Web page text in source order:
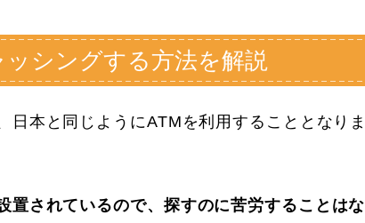
シングする方法を解説
日本と同じようにATMを利用することとなりま
置されているので、 探すのに苦労することはな